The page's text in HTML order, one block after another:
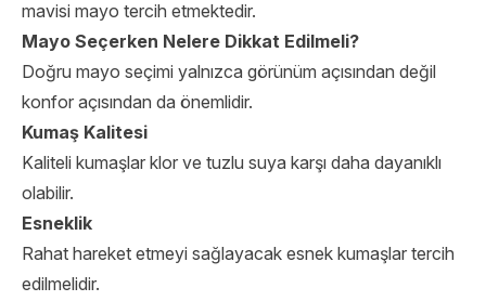
mavisi mayo tercih etmektedir.
Mayo Seçerken Nelere Dikkat Edilmeli?
Doğru mayo seçimi yalnızca görünüm açısından değil
konfor açısından da önemlidir.
Kumaş Kalitesi
Kaliteli kumaşlar klor ve tuzlu suya karşı daha dayanıklı
olabilir.
Esneklik
Rahat hareket etmeyi sağlayacak esnek kumaşlar tercih
edilmelidir.